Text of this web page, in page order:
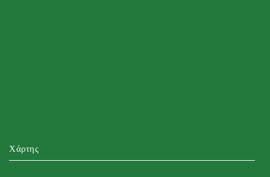
Χάρτης